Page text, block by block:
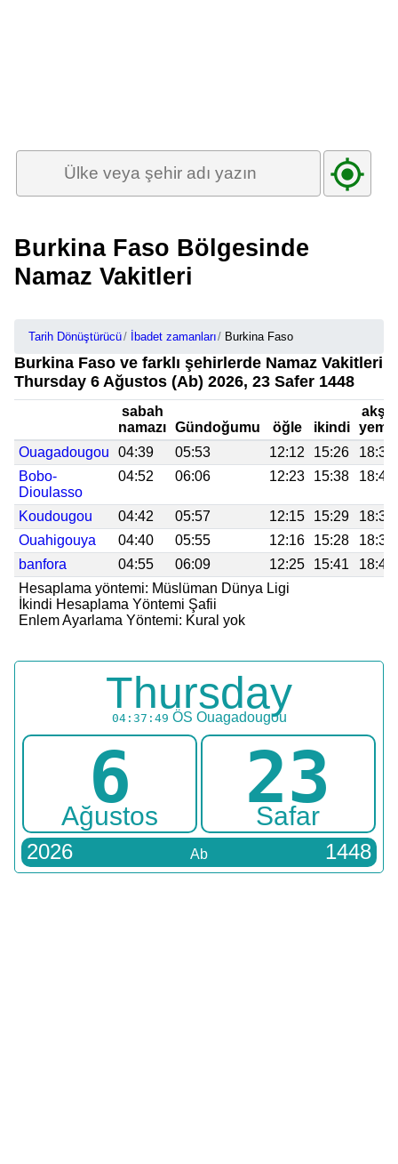
Burkina Faso Bölgesinde
Namaz Vakitleri
Tarih Dönüştürücü İbadet zamanları Burkina Faso
Burkina Faso ve farklı şehirlerde Namaz Vakitleri
Thursday 6 Ağustos (Ab) 2026, 23 Safer 1448
sabah
namazı Gündoğumu öğle ikindi
Ouagadougou
04:39 05:53 12:12 15:26
18:31
Bobo-
Dioulasso
04:52 06:06 12:23 15:38 18:40
Koudougou 04:42 05:57 12:15 15:29
18:34
Ouahigouya
04:40 05:55 12:16 15:28
18:36
banfora
04:55 06:09 12:25 15:41
18:41
Hesaplama yöntemi: Müslüman Dünya Ligi
İkindi Hesaplama Yöntemi Şafii
Enlem Ayarlama Yöntemi: Kural yok
Thursday
04:37:49 ÖS Ouagadougou
6
Ağustos 23
Safar
2026 Ab 1448